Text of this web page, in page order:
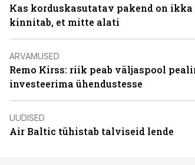
Kas korduskasutatav pakend on
kinnitab, et mitte alati
ARVAMUSED
Remo Kirss: riik peab väljaspool
investeerima ühendustesse
UUDISED
Air Baltic tühistab talviseid lende